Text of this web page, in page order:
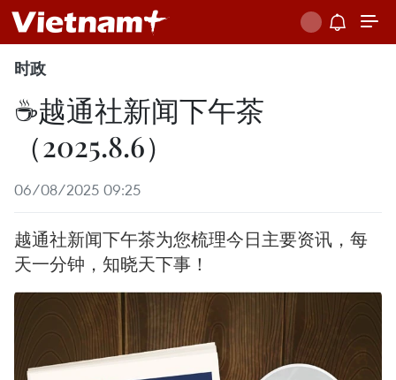
时政
☕️越通社新闻下午茶
（2025.8.6）
06/08/2025 09:25
越通社新闻下午茶为您梳理今日主要资讯，每
天一分钟，知晓天下事！